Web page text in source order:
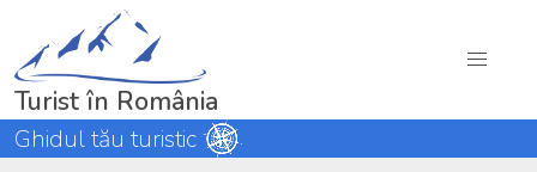
Turist în România
Ghidul tău turistic